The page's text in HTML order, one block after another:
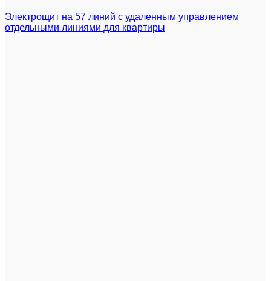
Электрощит на 57 линий с удаленным управлением
отдельными линиями для квартиры